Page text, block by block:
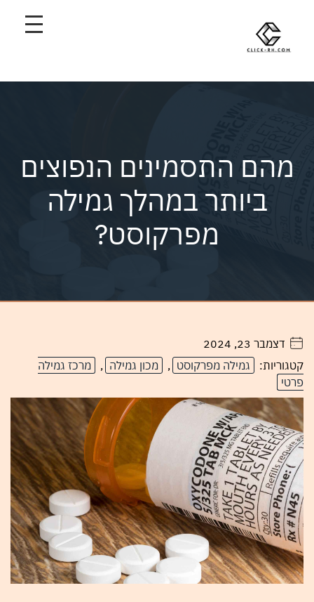
מהם התסמינים הנפוצים
ביותר במהלך גמילה
מפרקוסט?
דצמבר 23, 2024
קטגוריות:
גמילה מפרקוסט , מכון גמילה ,
מרכז גמילה
פרטי